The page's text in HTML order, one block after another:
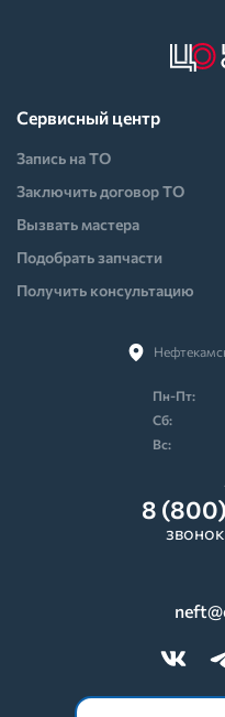
Пн-Пт:
Cб:
Вс:
Сервисный центр
Запись на ТО
Заключить договор ТО
Вызвать мастера
Подобрать запчасти
Получить консультацию
8